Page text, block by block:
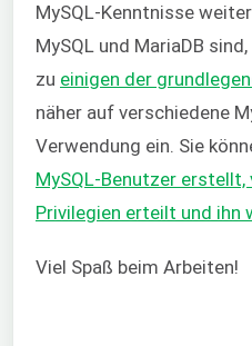
MySQL-Kenntnisse
MySQL und MariaDB
zu einigen der
näher auf verschiedene
Verwendung ein. Sie
MySQL-Benutzer
Privilegien erteilt und ihn
Viel Spaß beim Arbeiten!